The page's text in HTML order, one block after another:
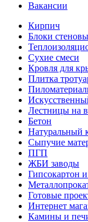
Вакансии
Кирпич
Блоки
Сухие смеси
Кровля для
Плитка
Лестницы на
Бетон
Натуральный
Сыпучие
ПГП
ЖБИ заводы
Гипсокартон
Готовые
Интернет
Камины и